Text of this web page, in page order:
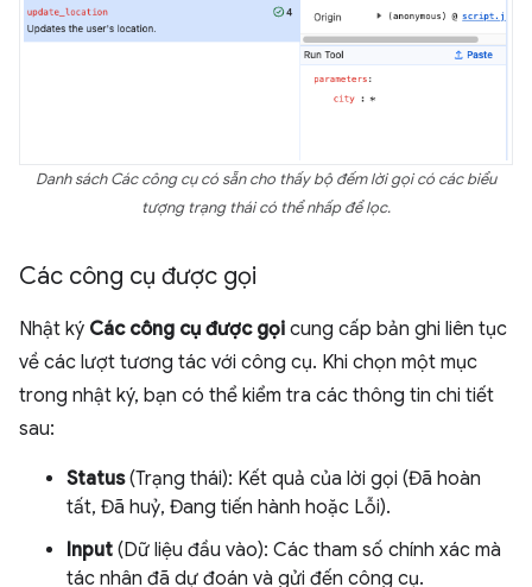
Danh sách Các công cụ có sẵn cho thấy bộ đếm lời gọi có các biểu
tượng trạng thái có thể nhấp để lọc.
Các công cụ được gọi
Nhật ký Các công cụ được gọi cung cấp bản ghi liên tục
về các lượt tương tác với công cụ. Khi chọn một mục
trong nhật ký, bạn có thể kiểm tra các thông tin chi tiết
sau:
Status(Trạng thái): Kết quả của lời gọi (Đã hoàn
tất, Đã huỷ, Đang tiến hành hoặc Lỗi).
Input (Dữ liệu đầu vào): Các tham số chính xác mà
tác nhân đã dự đoán và gửi đến công cụ.